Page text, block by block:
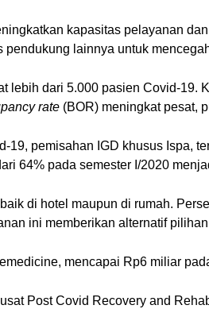
kapasitas pelayanan
lainnya untuk
lebih dari 5.000 pasien Covid-19.
rate (BOR) meningkat pesat,
19, pemisahan IGD khusus Ispa,
64% pada semester I/2020
di hotel maupun di rumah.
ini memberikan alternatif
mencapai Rp6 miliar
Post Covid Recovery and